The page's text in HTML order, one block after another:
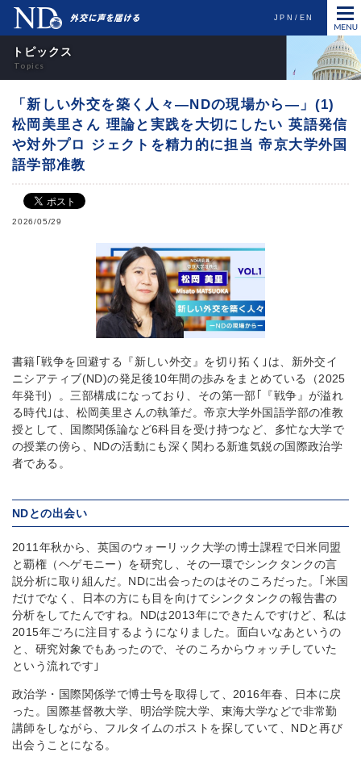
JPN EN
トピックス
「新しい外交を築く人々―NDの現場から―」(1)
松岡美里さん 理論と実践を大切にしたい 英語発信
や対外プロ ジェクトを精力的に担当 帝京大学外国
語学部准教
2026/05/29
書籍｢戦争を回避する『新しい外交』を切り拓く｣は、新外交イ
ニシアティブ(ND)の発足後10年間の歩みをまとめている（2025
年発刊）。三部構成になっており、その第一部｢『戦争』が溢れ
る時代｣は、松岡美里さんの執筆だ。帝京大学外国語学部の准教
授として、国際関係論など6科目を受け持つなど、多忙な大学で
の授業の傍ら、NDの活動にも深く関わる新進気鋭の国際政治学
者である。
NDとの出会い
2011年秋から、英国のウォーリック大学の博士課程で日米同盟
と覇権（ヘゲモニー）を研究し、その一環でシンクタンクの言
説分析に取り組んだ。NDに出会ったのはそのころだった。｢米国
だけでなく、日本の方にも目を向けてシンクタンクの報告書の
分析をしてたんですね。NDは2013年にできたんですけど、私は
2015年ごろに注目するようになりました。面白いなあというの
と、研究対象でもあったので、そのころからウォッチしていた
という流れです｣
政治学・国際関係学で博士号を取得して、2016年春、日本に戻
った。国際基督教大学、明治学院大学、東海大学などで非常勤
講師をしながら、フルタイムのポストを探していて、NDと再び
出会うことになる。